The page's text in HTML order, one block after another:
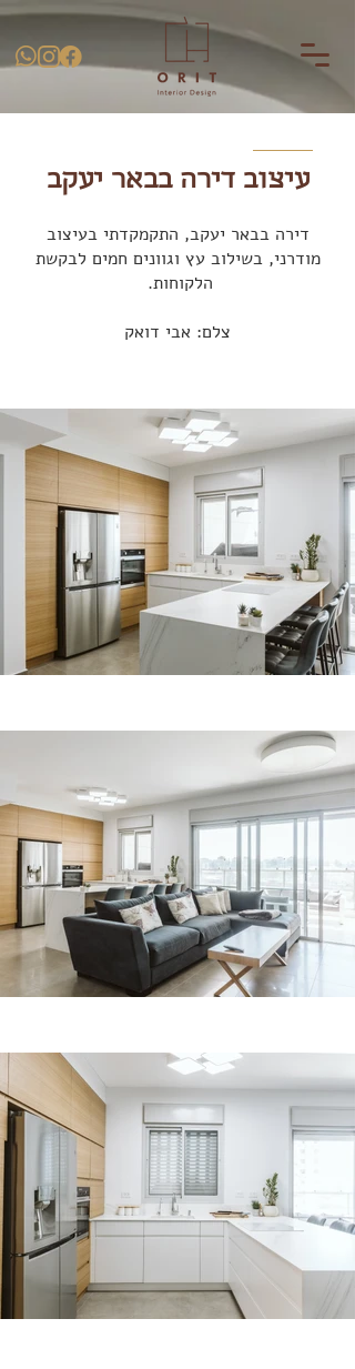
עיצוב דירה בבאר יעקב
דירה בבאר יעקב, התקמקדתי בעיצוב
מודרני, בשילוב עץ וגוונים חמים לבקשת
הלקוחות.
צלם: אבי דואק